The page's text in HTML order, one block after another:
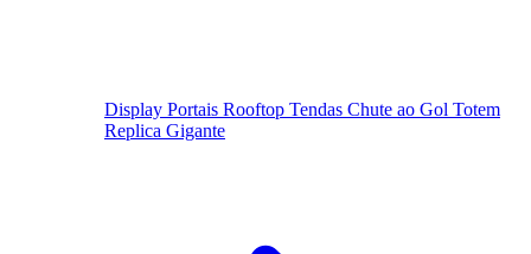
Display Portais Rooftop Tendas Chute ao Gol Totem
Replica Gigante